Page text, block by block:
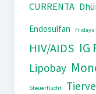
CURRENTA
Endosulfan
Fridays
HIV/AIDS IG
Lipobay
Steuerflucht